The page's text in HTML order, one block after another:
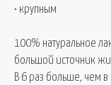
• крупным
100% натуральное
большой источник
В 6 раз больше, чем